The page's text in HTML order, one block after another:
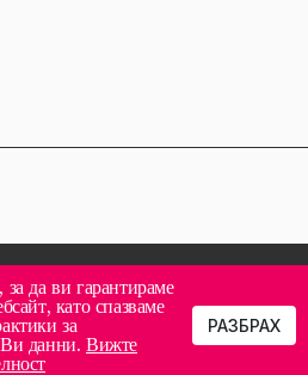
да ви гарантираме
като спазваме
за
данни. Вижте
РАЗБРАХ